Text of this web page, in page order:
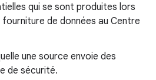
qui se sont produites lors
de données au Centre
une source envoie des
de sécurité.